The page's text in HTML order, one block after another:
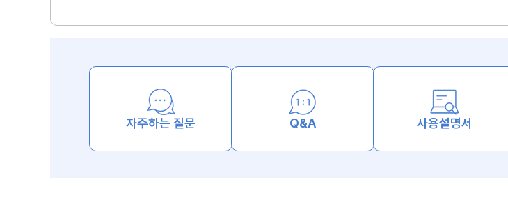
자주하는 질문 Q&A 사용설명서